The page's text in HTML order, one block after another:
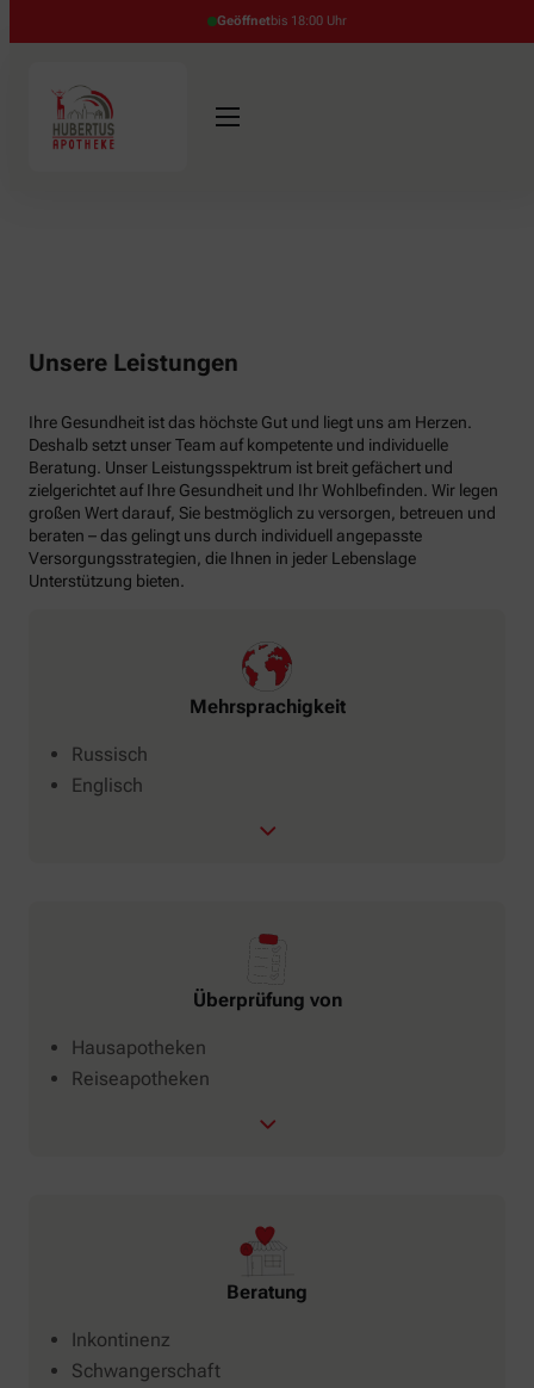
Geöffnetbis 18:00 Uhr
Unsere Leistungen
Ihre Gesundheit ist das höchste Gut und liegt uns am Herzen.
Deshalb setzt unser Team auf kompetente und individuelle
Beratung. Unser Leistungsspektrum ist breit gefächert und
zielgerichtet auf Ihre Gesundheit und Ihr Wohlbefinden. Wir legen
großen Wert darauf, Sie bestmöglich zu versorgen, betreuen und
beraten – das gelingt uns durch individuell angepasste
Versorgungsstrategien, die Ihnen in jeder Lebenslage
Unterstützung bieten.
Mehrsprachigkeit
Russisch
Englisch
Überprüfung von
Hausapotheken
Reiseapotheken
Beratung
Inkontinenz
Schwangerschaft